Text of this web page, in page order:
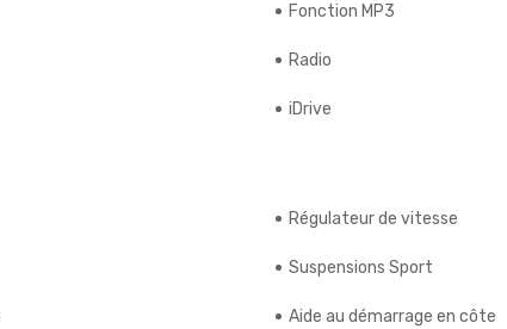
Fonction MP3
Radio
iDrive
Régulateur de vitesse
Suspensions Sport
Aide au démarrage en côte